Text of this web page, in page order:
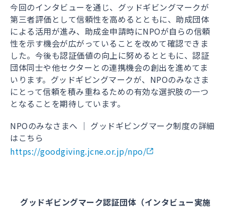
今回のインタビューを通じ、グッドギビングマークが
第三者評価として信頼性を高めるとともに、助成団体
による活用が進み、助成金申請時にNPOが自らの信頼
性を示す機会が広がっていることを改めて確認できま
した。今後も認証価値の向上に努めるとともに、認証
団体同士や他セクターとの連携機会の創出を進めてま
いります。グッドギビングマークが、NPOのみなさま
にとって信頼を積み重ねるための有効な選択肢の一つ
となることを期待しています。
NPOのみなさまへ │ グッドギビングマーク制度の詳細
はこちら
https://goodgiving.jcne.or.jp/npo/
グッドギビングマーク認証団体（インタビュー実施